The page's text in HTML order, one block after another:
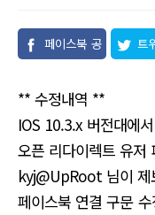
페이스북 공
트
** 수정내역 **
IOS 10.3.x 버전대에
오픈 리다이렉트 유
kyj@UpRoot 님이 제
페이스북 연결 구문